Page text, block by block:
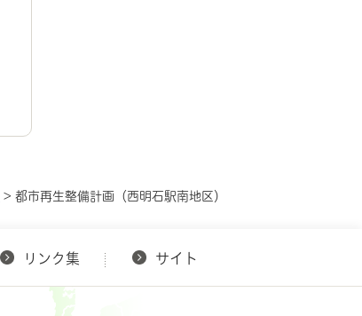
> 都市再生整備計画（西明石駅南地区）
リンク集 サイト